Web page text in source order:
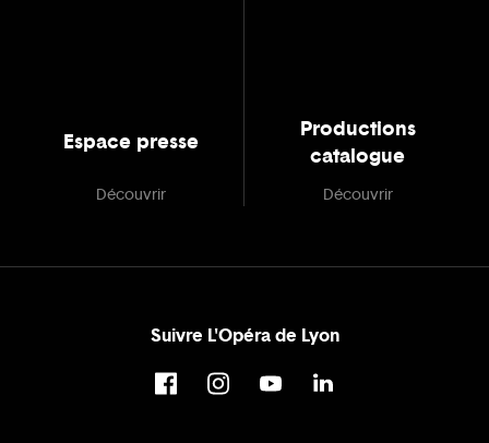
Espace presse
Découvrir
Productions
catalogue
Découvrir
Suivre L'Opéra de Lyon